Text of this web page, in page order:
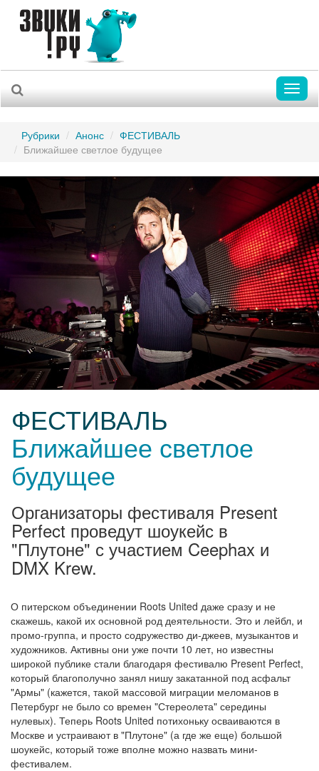
Рубрики Анонс
ФЕСТИВАЛЬ
Ближайшее светлое будущее
ФЕСТИВАЛЬ
Ближайшее светлое
будущее
Организаторы фестиваля Present
Perfect проведут шоукейс в
"Плутоне" с участием Ceephax и
DMX Krew.
О питерском объединении Roots United даже сразу и не
скажешь, какой их основной род деятельности. Это и лейбл, и
промо-группа, и просто содружество ди-джеев, музыкантов и
художников. Активны они уже почти 10 лет, но известны
широкой публике стали благодаря фестивалю Present Perfect,
который благополучно занял нишу закатанной под асфальт
"Армы" (кажется, такой массовой миграции меломанов в
Петербург не было со времен "Стереолета" середины
нулевых). Теперь Roots United потихоньку осваиваются в
Москве и устраивают в "Плутоне" (а где же еще) большой
шоукейс, который тоже вполне можно назвать мини-
фестивалем.